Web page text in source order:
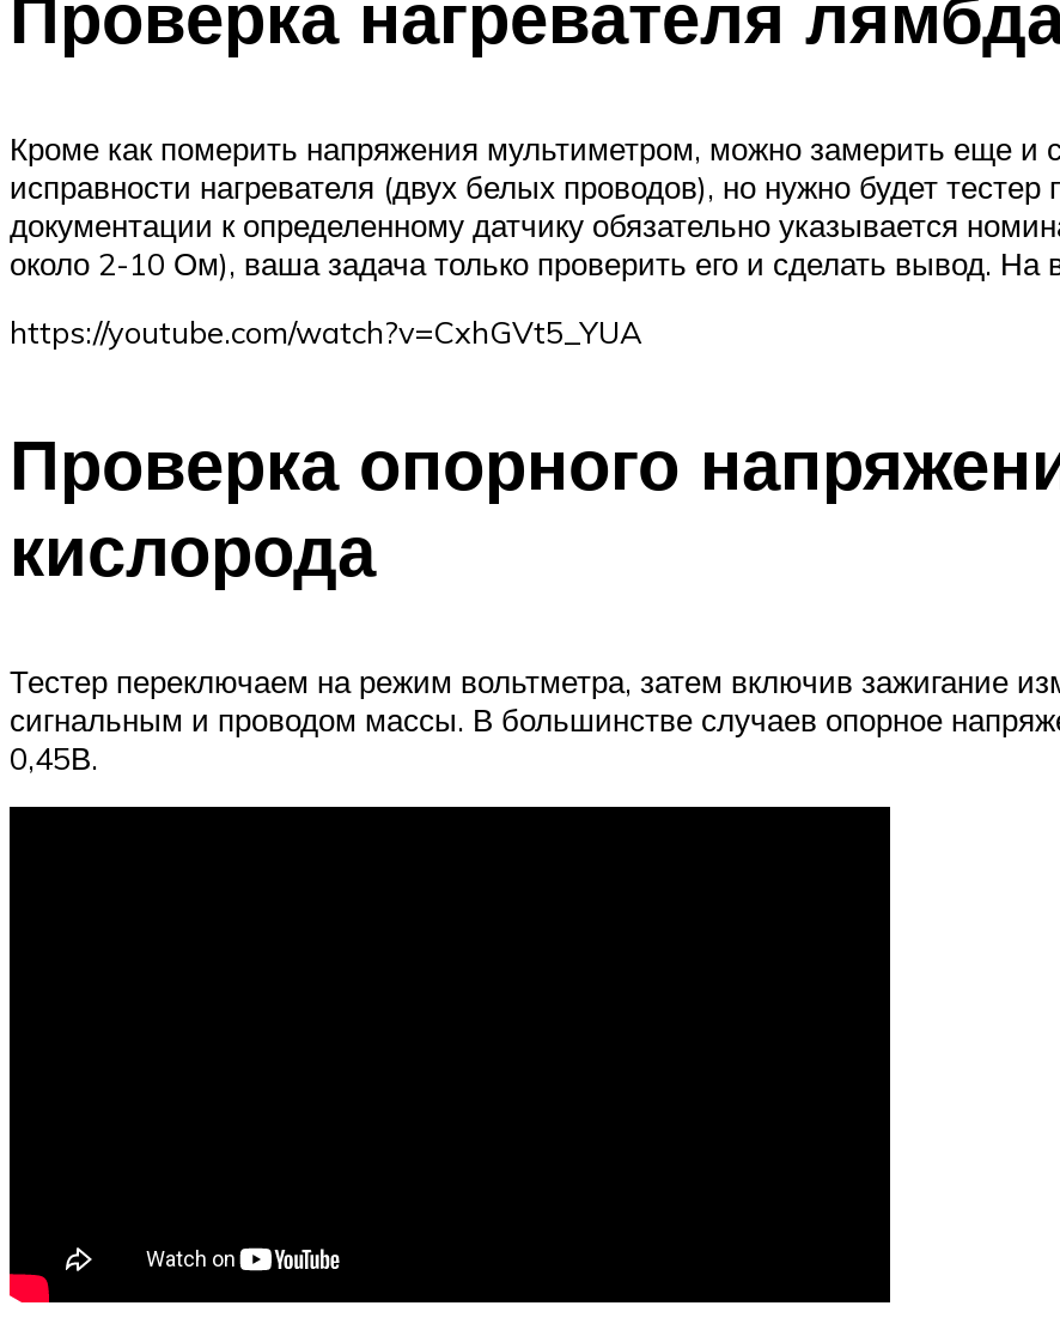
Кроме как померить напряжения мультиметром, можно замерить еще и
исправности нагревателя (двух белых проводов), но нужно будет
документации к определенному датчику обязательно указывается
около 2-10 Ом), ваша задача только проверить его и сделать вывод. На
https://youtube.com/watch?v=CxhGVt5_YUA
Проверка опорного
кислорода
Тестер переключаем на режим вольтметра, затем включив зажигание
сигнальным и проводом массы. В большинстве случаев опорное
0,45В.